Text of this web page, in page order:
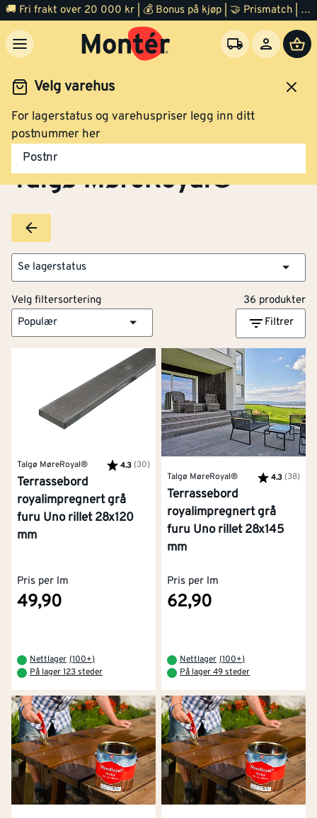
🚚 Fri frakt over 20 000 kr | 💰 Bonus på kjøp | 🤝 Prismatch | ⭐ 100% fornøyd garanti | 🏪 140 byggevarehus
Velg varehus
For lagerstatus og varehuspriser legg inn ditt
postnummer her
Postnr
Brands Talgø MøreRoyal®
Talgø MøreRoyal®
Se lagerstatus
Velg filtersortering
36 produkter
Populær
Filtrer
Talgø MøreRoyal® Karakter:
4.3 (30)
Terrassebord
royalimpregnert grå
furu Uno rillet 28x120
mm
Pris per lm
49,90
Nettlager (100+)
På lager 123 steder
Talgø MøreRoyal® Karakter:
4.3 (38)
Terrassebord
royalimpregnert grå
furu Uno rillet 28x145
mm
Pris per lm
62,90
Nettlager (100+)
På lager 49 steder